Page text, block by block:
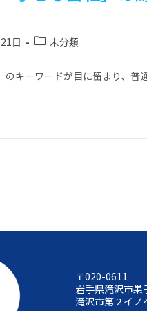
日 未分類
のキーワードが目に留まり、普
〒020-0611
岩手県滝沢市巣
滝沢市第２イノ